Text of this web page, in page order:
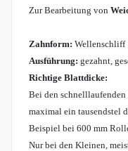
Zur Bearbeitung von
Zahnform: Wellenschliff
Ausführung: gezahnt,
Richtige Blattdicke:
Bei den
maximal ein tausendstel
Beispiel bei 600 mm
Nur bei den Kleinen,